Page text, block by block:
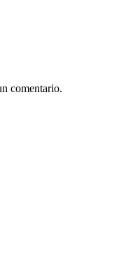
comentario.